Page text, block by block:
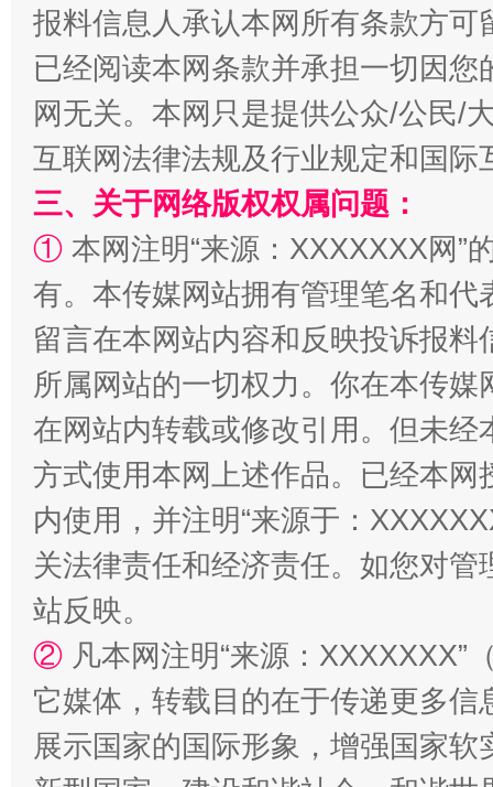
全民健身五年计划来了！等你上场
阿坝州三大球赛在茂县开幕 规模
国家大学科技园优化重塑工作
报料信息人承认本网所有条款方
已经阅读本网条款并承担一切因
网无关。本网只是提供公众/公民/
互联网法律法规及行业规定和国
三、关于网络版权权属问题：
① 本网注明“来源：XXXXXXX网”
有。本传媒网站拥有管理笔名和
留言在本网站内容和反映投诉报
所属网站的一切权力。你在本传
在网站内转载或修改引用。但未
方式使用本网上述作品。已经本
内使用，并注明“来源于：
关法律责任和经济责任。如您对
站反映。
② 凡本网注明“来源：
它媒体，转载目的在于传递更多
展示国家的国际形象，增强国家